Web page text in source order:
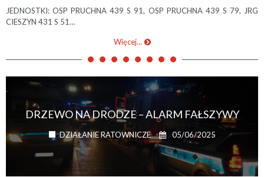
JEDNOSTKI: OSP PRUCHNA 439 S 91, OSP PRUCHNA 439 S 79, JRG
CIESZYN 431 S 51…
Więcej...
DRZEWO NA DRODZE – ALARM FAŁSZYWY
DZIAŁANIE RATOWNICZE 05/06/2025